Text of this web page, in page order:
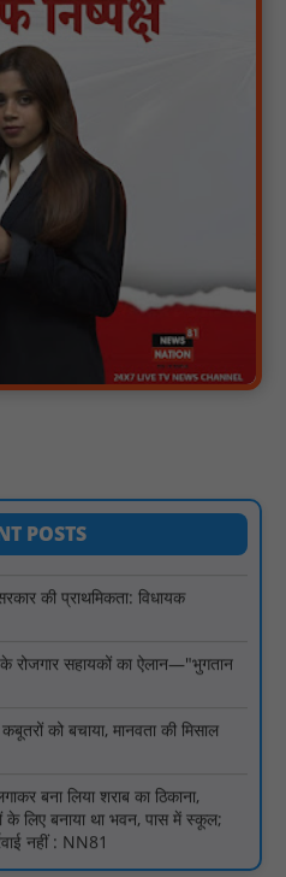
POSTS
बना लिया शराब का ठिकाना,
के लिए बनाया था भवन, पास में स्कूल;
नहीं : NN81
प्रभावित, नए भवन की मांग :
समिति की बैठक संपन्न; अनुपस्थित
: NN81
के लिए अधिकारियों को दी गई
से बिजली व्यवस्था ठप, सौंपा ज्ञापन
की प्राथमिकता: विधायक
रोजगार सहायकों का ऐलान—"भुगतान
को बचाया, मानवता की मिसाल
बना लिया शराब का ठिकाना,
नहीं : NN81
प्रभावित, नए भवन की मांग :